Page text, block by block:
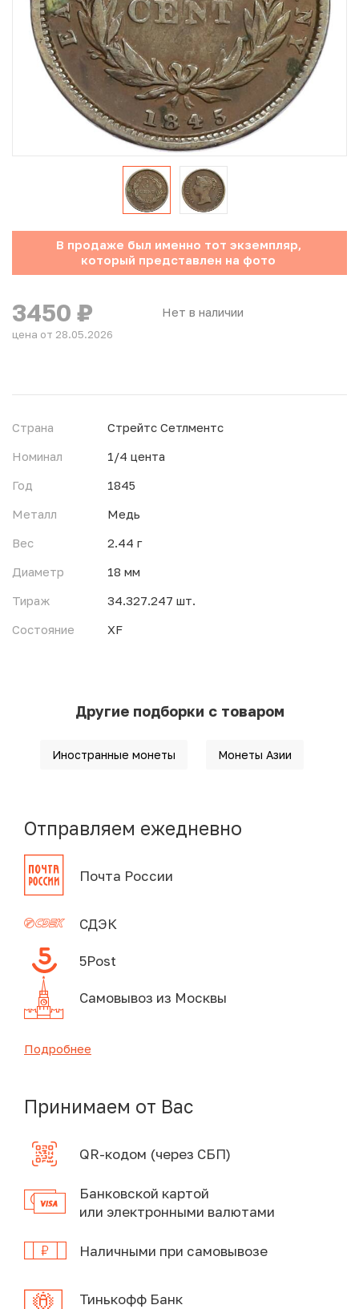
Юбилейные монеты Банка России (с 1999 года)
Памятные и инвестиционные монеты СССР и России
Иностранные монеты
Неофициальные выпуски монет (Unusual)
Античные и средневековые монеты
Инвестиционные монеты
В продаже был именно тот экземпляр,
который представлен на фото
Нет в наличии
3450 ₽
цена от 28.05.2026
Страна
Стрейтс Сетлментс
Номинал
1/4 цента
Год
1845
Металл
Медь
Вес
2.44 г
Диаметр
18 мм
Тираж
34.327.247 шт.
Состояние
XF
Другие подборки с товаром
Иностранные монеты Монеты Азии
Отправляем ежедневно
Почта России
СДЭК
5Post
Самовывоз из Москвы
Подробнее
Принимаем от Вас
QR-кодом (через СБП)
Банковской картой
или электронными валютами
Наличными при самовывозе
Тинькофф Банк